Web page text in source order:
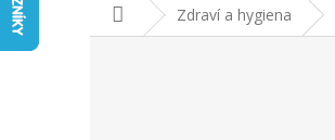
Domů Zdraví a hygiena